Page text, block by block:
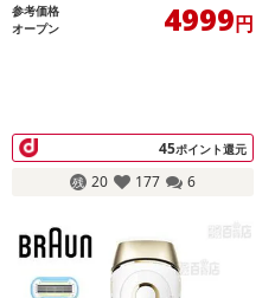
搭載/タイプC充電対応)/QS691B
K
参考価格
オープン
4999円
45ポイント還元
20 177 6